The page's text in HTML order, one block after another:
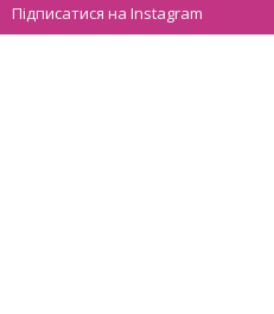
Підписатися на Instagram